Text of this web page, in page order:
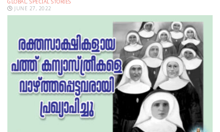
GLOBAL, SPECIAL STORIES
JUNE 27, 2022